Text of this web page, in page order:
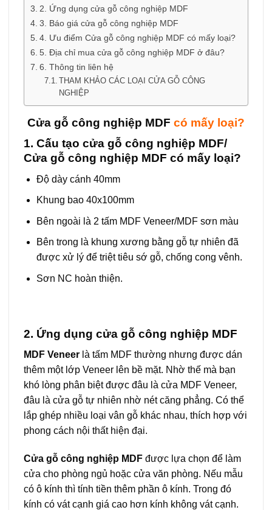
2. Ứng dụng cửa gỗ công nghiệp MDF
3. Báo giá cửa gỗ công nghiệp MDF
4. Ưu điểm Cửa gỗ công nghiệp MDF có mấy loại?
5. Địa chỉ mua cửa gỗ công nghiệp MDF ở đâu?
6. Thông tin liên hệ
THAM KHẢO CÁC LOẠI CỬA GỖ CÔNG
NGHIỆP
Cửa gỗ công nghiệp MDF có mấy loại?
1. Cấu tạo cửa gỗ công nghiệp MDF/
Cửa gỗ công nghiệp MDF có mấy loại?
Độ dày cánh 40mm
Khung bao 40x100mm
Bên ngoài là 2 tấm MDF Veneer/MDF sơn màu
Bên trong là khung xương bằng gỗ tự nhiên đã
được xử lý để triệt tiêu sớ gỗ, chống cong vênh.
Sơn NC hoàn thiện.
2. Ứng dụng cửa gỗ công nghiệp MDF
MDF Veneer là tấm MDF thường nhưng được dán
thêm một lớp Veneer lên bề mặt. Nhờ thế mà bạn
khó lòng phân biệt được đâu là cửa MDF Veneer,
đâu là cửa gỗ tự nhiên nhờ nét căng phẳng. Có thể
lắp ghép nhiều loại vân gỗ khác nhau, thích hợp với
phong cách nội thất hiện đại.
Cửa gỗ công nghiệp MDF được lựa chọn để làm
cửa cho phòng ngủ hoặc cửa văn phòng. Nếu mẫu
có ô kính thì tính tiền thêm phần ô kính. Trong đó
kính có vát cạnh giá cao hơn kính không vát cạnh.